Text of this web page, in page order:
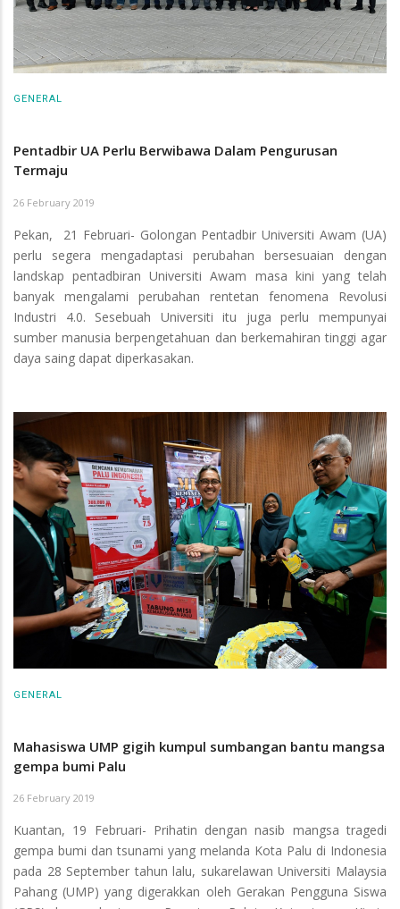
GENERAL
Pentadbir UA Perlu Berwibawa Dalam Pengurusan
Termaju
26 February 2019
Pekan, 21 Februari- Golongan Pentadbir Universiti Awam (UA)
perlu segera mengadaptasi perubahan bersesuaian dengan
landskap pentadbiran Universiti Awam masa kini yang telah
banyak mengalami perubahan rentetan fenomena Revolusi
Industri 4.0. Sesebuah Universiti itu juga perlu mempunyai
sumber manusia berpengetahuan dan berkemahiran tinggi agar
daya saing dapat diperkasakan.
GENERAL
Mahasiswa UMP gigih kumpul sumbangan bantu mangsa
gempa bumi Palu
26 February 2019
Kuantan, 19 Februari- Prihatin dengan nasib mangsa tragedi
gempa bumi dan tsunami yang melanda Kota Palu di Indonesia
pada 28 September tahun lalu, sukarelawan Universiti Malaysia
Pahang (UMP) yang digerakkan oleh Gerakan Pengguna Siswa